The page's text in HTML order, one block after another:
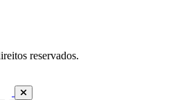
reservados.